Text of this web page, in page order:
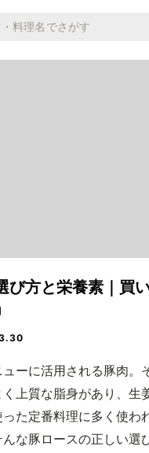
び方と栄養素｜買
ーに活用される豚肉。
上質な脂身があり、生
た定番料理に多く使わ
な豚ロースの正しい選